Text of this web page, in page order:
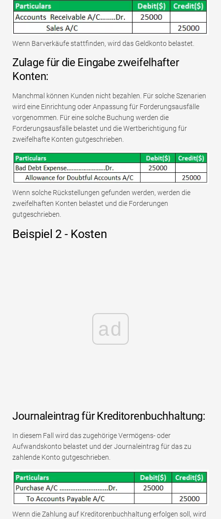
Wenn Barverkäufe stattfinden, wird das Geldkonto belastet.
Zulage für die Eingabe zweifelhafter
Konten:
Manchmal können Kunden nicht bezahlen. Für solche Szenarien
wird eine Einrichtung oder Anpassung für Forderungsausfälle
vorgenommen. Für eine solche Buchung werden die
Forderungsausfälle belastet und die Wertberichtigung für
zweifelhafte Konten gutgeschrieben.
Wenn solche Rückstellungen gefunden werden, werden die
zweifelhaften Konten belastet und die Forderungen
gutgeschrieben.
Beispiel 2 - Kosten
ad
Journaleintrag für Kreditorenbuchhaltung:
In diesem Fall wird das zugehörige Vermögens- oder
Aufwandskonto belastet und der Journaleintrag für das zu
zahlende Konto gutgeschrieben.
Wenn die Zahlung auf Kreditorenbuchhaltung erfolgen soll, wird